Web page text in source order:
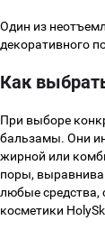
Один из
декоративного
Как
При выборе
бальзамы. Они
жирной или
поры,
любые средства,
косметики